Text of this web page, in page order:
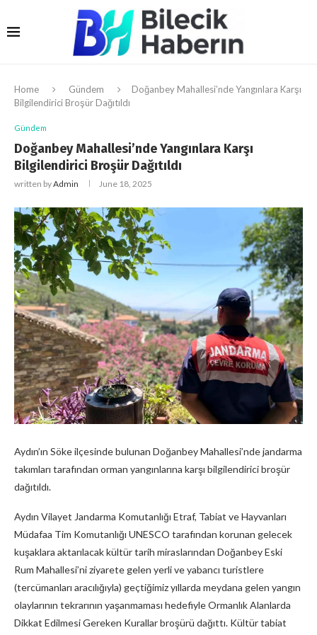
Home Gündem
Doğanbey Mahallesi’nde Yangınlara Karşı
Bilgilendirici Broşür Dağıtıldı
Gündem
Doğanbey Mahallesi’nde Yangınlara Karşı
Bilgilendirici Broşür Dağıtıldı
written byAdmin June 18, 2025
Aydın’ın Söke ilçesinde bulunan Doğanbey Mahallesi’nde jandarma
takımları tarafından orman yangınlarına karşı bilgilendirici broşür
dağıtıldı.
Aydın Vilayet Jandarma Komutanlığı Etraf, Tabiat ve Hayvanları
Müdafaa Tim Komutanlığı UNESCO tarafından korunan gelecek
kuşaklara aktarılacak kültür tarih miraslarından Doğanbey Eski
Rum Mahallesi’ni ziyarete gelen yerli ve yabancı turistlere
(tercümanları aracılığıyla) geçtiğimiz yıllarda meydana gelen yangın
olaylarının tekrarının yaşanmaması hedefiyle Ormanlık Alanlarda
Dikkat Edilmesi Gereken Kurallar broşürü dağıttı. Kültür tabiat